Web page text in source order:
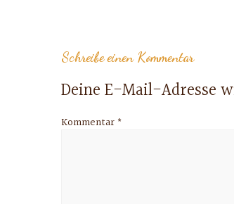
Schreibe einen Kommentar
Deine E-Mail-Adresse
Kommentar *